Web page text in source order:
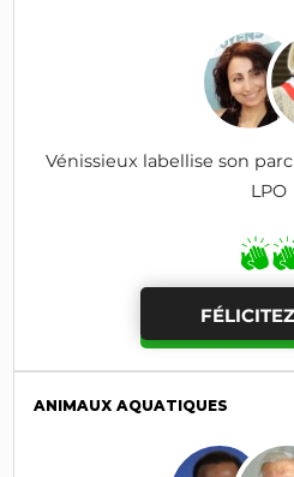
Vénissieux labellise son
LPO
ANIMAUX AQUATIQUES